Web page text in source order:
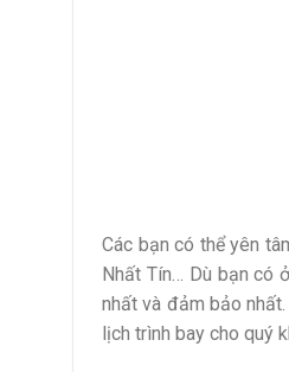
Các bạn có thể yên
Nhất Tín… Dù bạn có
nhất và đảm bảo
lịch trình bay cho quý